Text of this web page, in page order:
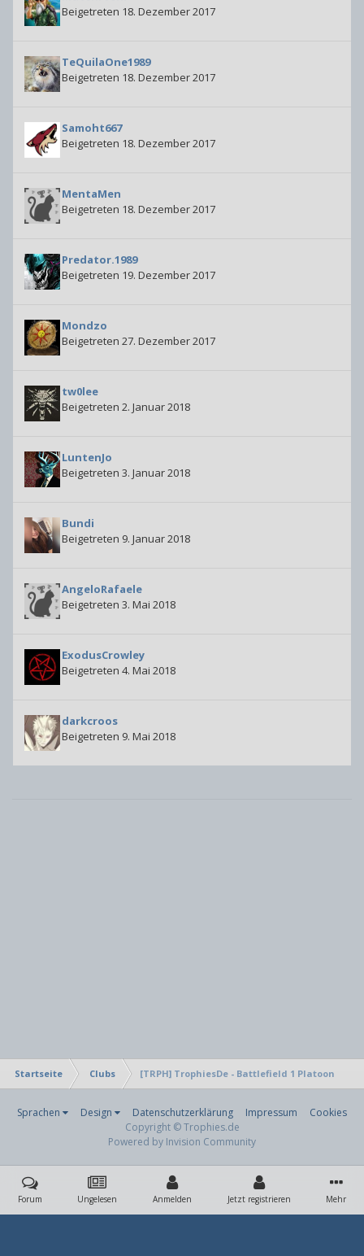
Beigetreten 18. Dezember 2017
TeQuilaOne1989
Beigetreten 18. Dezember 2017
Samoht667
Beigetreten 18. Dezember 2017
MentaMen
Beigetreten 18. Dezember 2017
Predator.1989
Beigetreten 19. Dezember 2017
Mondzo
Beigetreten 27. Dezember 2017
tw0lee
Beigetreten 2. Januar 2018
LuntenJo
Beigetreten 3. Januar 2018
Bundi
Beigetreten 9. Januar 2018
AngeloRafaele
Beigetreten 3. Mai 2018
ExodusCrowley
Beigetreten 4. Mai 2018
darkcroos
Beigetreten 9. Mai 2018
Startseite Clubs [TRPH] TrophiesDe - Battlefield 1 Platoon
Sprachen Design Datenschutzerklärung Impressum
Cookies
Copyright © Trophies.de
Powered by Invision Community
Forum Ungelesen Anmelden Jetzt registrieren Mehr